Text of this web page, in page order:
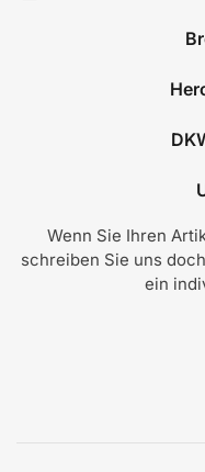
Wenn Sie Ihren
schreiben Sie uns
ein